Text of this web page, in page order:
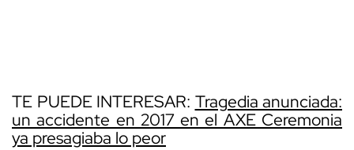
TE PUEDE INTERESAR: Tragedia anunciada:
un accidente en 2017 en el AXE Ceremonia
ya presagiaba lo peor